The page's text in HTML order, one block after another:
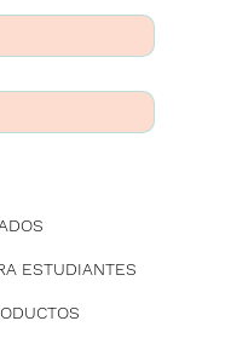
ESTUDIANTES